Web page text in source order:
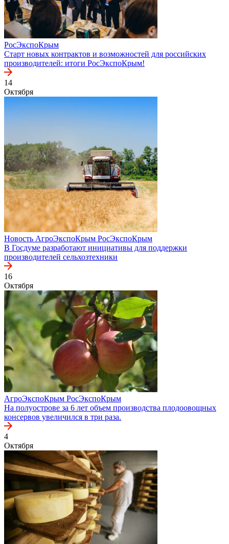
РосЭкспоКрым
Старт новых контрактов и возможностей для российских
производителей: итоги РосЭкспоКрым!
14
Октября
Новость АгроЭкспоКрым РосЭкспоКрым
В Госдуме разработают инициативы для поддержки
производителей сельхозтехники
16
Октября
АгроЭкспоКрым РосЭкспоКрым
На полуострове за 6 лет объем производства плодоовощных
консервов увеличился в три раза.
4
Октября